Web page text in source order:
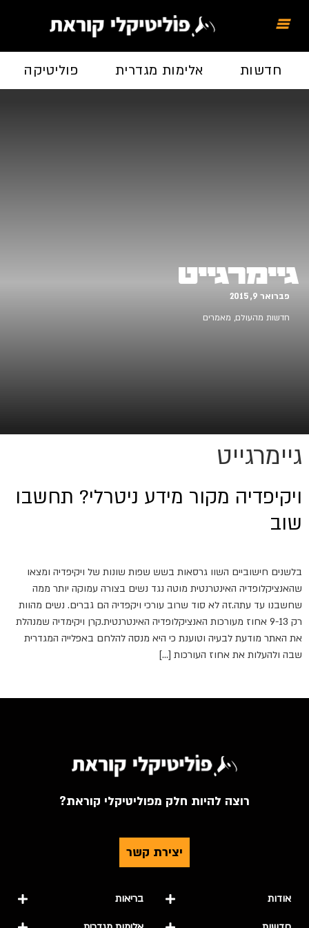
חדשות אלימות מגדרית פוליטיקה
גיימרגייט
פברואר 9, 2015
חדשות מהעולם, מאמרים
גיימרגייט
ויקיפדיה מקור מידע ניטרלי? תחשבו
שוב
בלשנים חישוביים השוו גרסאות בשש שפות שונות של ויקיפדיה ומצאו
שהאנציקלופדיה האינטרנטית מוטה נגד נשים בצורה עמוקה יותר ממה
שחשבנו עד עתה.זה לא סוד שרוב עורכי ויקפדיה הם גברים. נשים מהוות
רק 9-13 אחוז מעורכות האנציקלופדיה האינטרנטית.קרן ויקימדיה שמנהלת
את האתר מודעת לבעיה וטוענת כי היא מנסה להלחם באפלייה המגדרית
שבה ולהעלות את אחוז העורכות […]
רוצה להיות חלק מפוליטיקלי קוראת?
יצירת קשר
אודות בריאות